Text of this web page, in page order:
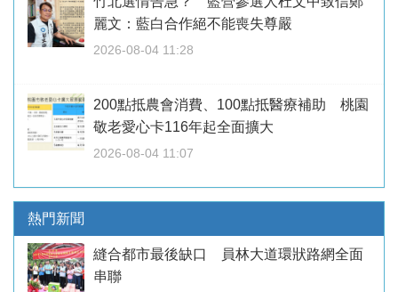
麗文：藍白合作絕不能喪失尊嚴
2026-08-04 11:28
200點抵農會消費、100點抵醫療補助 桃園
敬老愛心卡116年起全面擴大
2026-08-04 11:07
熱門新聞
縫合都市最後缺口 員林大道環狀路網全面
串聯